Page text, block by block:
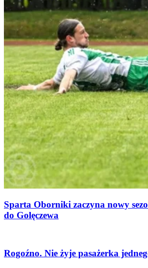
Sparta Oborniki zaczyna nowy
do Golęczewa
Rogoźno. Nie żyje pasażerka